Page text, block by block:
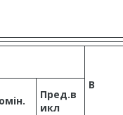
В
Пред.в
икл